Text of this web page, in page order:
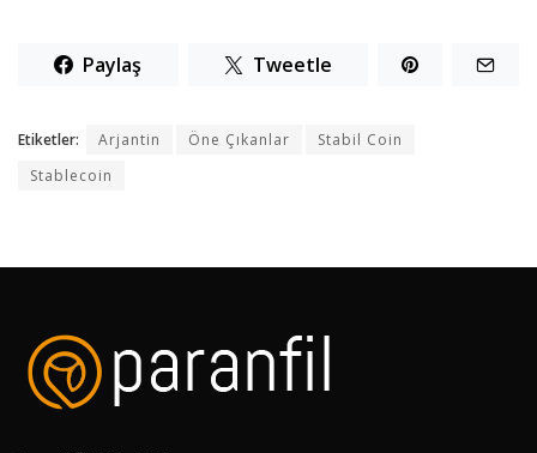
Paylaş Tweetle
Etiketler: Arjantin Öne Çıkanlar
Stabil Coin
Stablecoin